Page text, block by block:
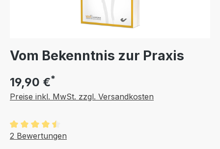
Vom Bekenntnis zur Praxis
19,90 €*
Preise inkl. MwSt. zzgl. Versandkosten
Durchschnittliche Bewertung von 4.5 von 5 Sternen
2 Bewertungen